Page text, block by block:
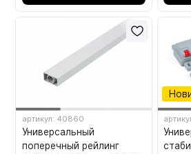
артикул: 40860
Универсальный
поперечный рейлинг